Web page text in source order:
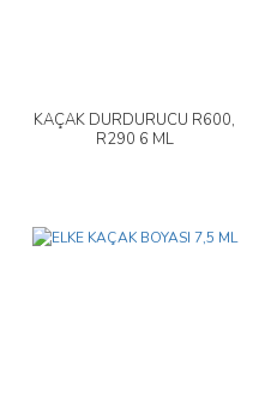
KAÇAK DURDURUCU R600,
R290 6 ML